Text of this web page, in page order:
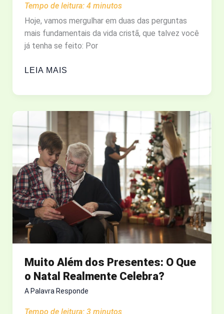
Tempo de leitura: 4 minutos
Hoje, vamos mergulhar em duas das perguntas
mais fundamentais da vida cristã, que talvez você
já tenha se feito: Por
POR
ORAMOS
QUE
EM
NOME
DE
JESUS?
LEIA MAIS
Muito Além dos Presentes: O Que
o Natal Realmente Celebra?
A Palavra Responde
Tempo de leitura: 3 minutos